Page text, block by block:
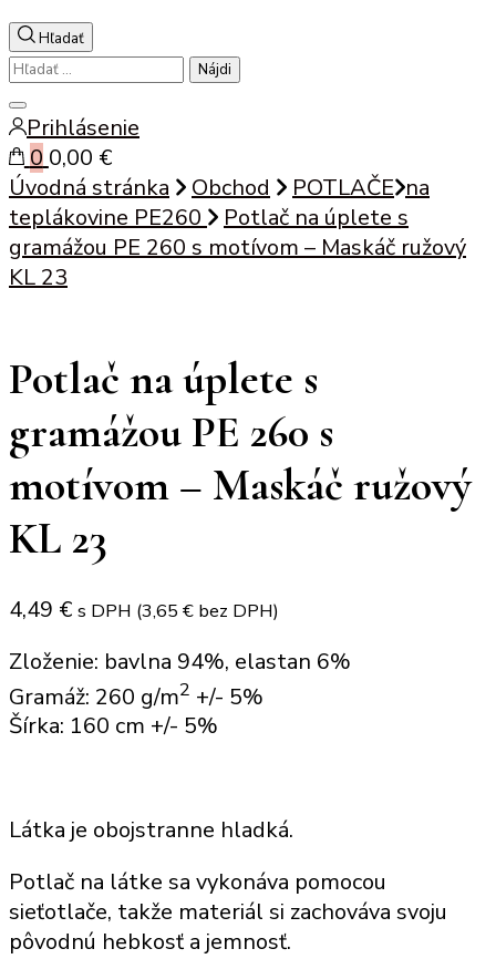
Hľadať
Hľadať:
Zatvoriť
vyhľadávanie
Prihlásenie
0 0,00 €
Úvodná stránka
Obchod POTLAČE na
teplákovine PE260
Potlač na úplete s
gramážou PE 260 s motívom – Maskáč ružový
KL 23
Potlač na úplete s
gramážou PE 260 s
motívom – Maskáč ružový
KL 23
4,49 € s DPH (3,65 € bez DPH)
Zloženie: bavlna 94%, elastan 6%
Gramáž: 260 g/m2 +/- 5%
Šírka: 160 cm +/- 5%
Látka je obojstranne hladká.
Potlač na látke sa vykonáva pomocou
sieťotlače, takže materiál si zachováva svoju
pôvodnú hebkosť a jemnosť.